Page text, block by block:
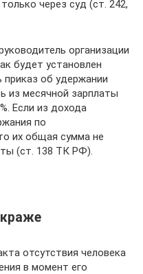
через суд (ст. 242,
организации
будет установлен
об удержании
из месячной зарплаты
Если из дохода
по
их общая сумма не
(ст. 138 ТК РФ).
отсутствия человека
в момент его